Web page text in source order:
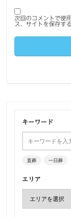
次回のコメントで使
ス、サイトを保存する
キーワード
直葬 一日葬
エリア